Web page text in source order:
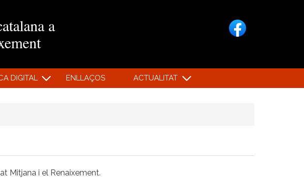
a
DIGITAL ENLLAÇOS ACTUALITAT
Mitjana i el Renaixement.